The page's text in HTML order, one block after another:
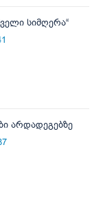
სიმღერა“
არდადეგებზე